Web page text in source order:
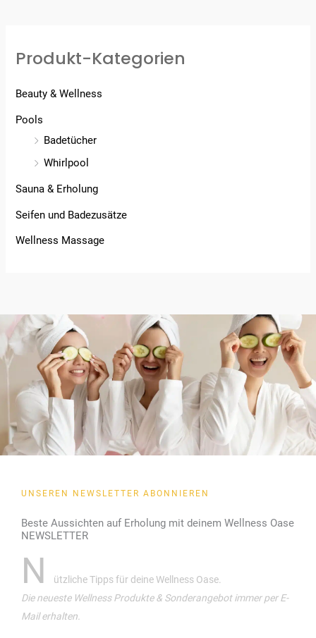
Produkt-Kategorien
Beauty & Wellness
Pools
Badetücher
Whirlpool
Sauna & Erholung
Seifen und Badezusätze
Wellness Massage
UNSEREN NEWSLETTER ABONNIEREN
Beste Aussichten auf Erholung mit deinem Wellness Oase
NEWSLETTER
N
ützliche Tipps für deine Wellness Oase.
Die neueste Wellness Produkte & Sonderangebot immer per E-
Mail erhalten.